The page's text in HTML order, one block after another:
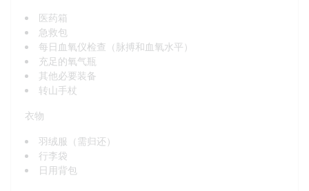
医药箱
急救包
每日血氧仪检查（脉搏和血氧水平）
充足的氧气瓶
其他必要装备
转山手杖
衣物
羽绒服（需归还）
行李袋
日用背包